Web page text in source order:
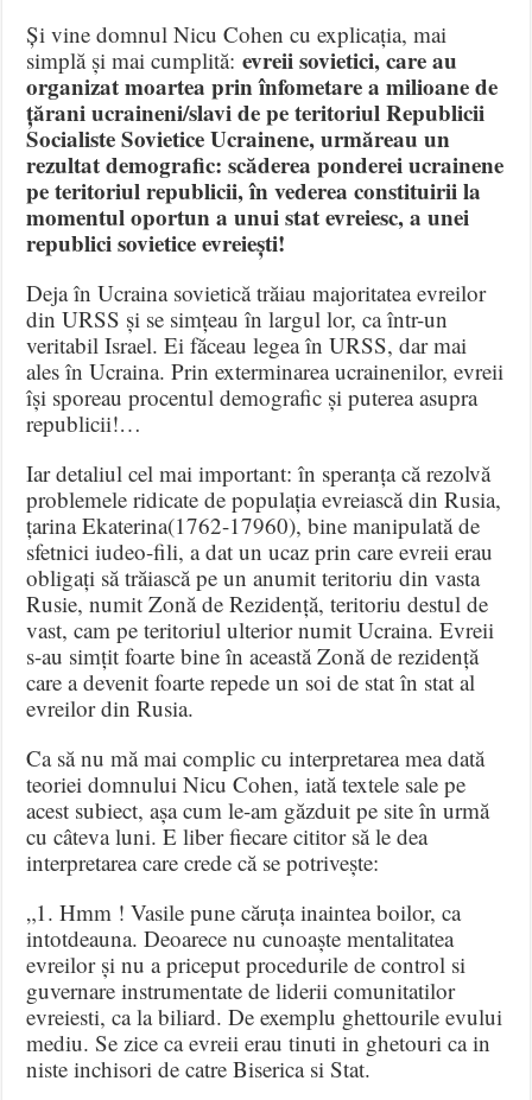
Și vine domnul Nicu Cohen cu explicația, mai
simplă și mai cumplită: evreii sovietici, care au
organizat moartea prin înfometare a milioane de
țărani ucraineni/slavi de pe teritoriul Republicii
Socialiste Sovietice Ucrainene, urmăreau un
rezultat demografic: scăderea ponderei ucrainene
pe teritoriul republicii, în vederea constituirii la
momentul oportun a unui stat evreiesc, a unei
republici sovietice evreiești!
Deja în Ucraina sovietică trăiau majoritatea evreilor
din URSS și se simțeau în largul lor, ca într-un
veritabil Israel. Ei făceau legea în URSS, dar mai
ales în Ucraina. Prin exterminarea ucrainenilor, evreii
își sporeau procentul demografic și puterea asupra
republicii!…
Iar detaliul cel mai important: în speranța că rezolvă
problemele ridicate de populația evreiască din Rusia,
țarina Ekaterina(1762-17960), bine manipulată de
sfetnici iudeo-fili, a dat un ucaz prin care evreii erau
obligați să trăiască pe un anumit teritoriu din vasta
Rusie, numit Zonă de Rezidență, teritoriu destul de
vast, cam pe teritoriul ulterior numit Ucraina. Evreii
s-au simțit foarte bine în această Zonă de rezidență
care a devenit foarte repede un soi de stat în stat al
evreilor din Rusia.
Ca să nu mă mai complic cu interpretarea mea dată
teoriei domnului Nicu Cohen, iată textele sale pe
acest subiect, așa cum le-am găzduit pe site în urmă
cu câteva luni. E liber fiecare cititor să le dea
interpretarea care crede că se potrivește:
„1. Hmm ! Vasile pune căruța inaintea boilor, ca
intotdeauna. Deoarece nu cunoaște mentalitatea
evreilor și nu a priceput procedurile de control si
guvernare instrumentate de liderii comunitatilor
evreiesti, ca la biliard. De exemplu ghettourile evului
mediu. Se zice ca evreii erau tinuti in ghetouri ca in
niste inchisori de catre Biserica si Stat.